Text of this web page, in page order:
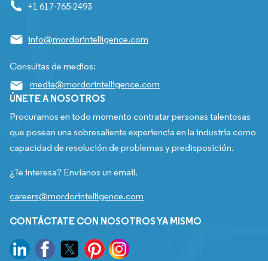
+1 617-765-2493
info@mordorintelligence.com
Consultas de medios:
media@mordorintelligence.com
ÚNETE A NOSOTROS
Procuramos en todo momento contratar personas talentosas
que posean una sobresaliente experiencia en la industria como
capacidad de resolución de problemas y predisposición.
¿Te interesa? Envíanos un email.
careers@mordorintelligence.com
CONTÁCTATE CON NOSOTROS YA MISMO